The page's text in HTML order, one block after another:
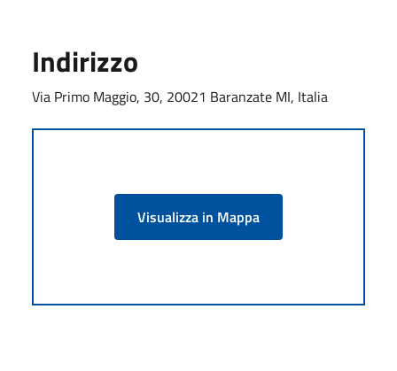
Indirizzo
Via Primo Maggio, 30, 20021 Baranzate MI, Italia
Visualizza in Mappa